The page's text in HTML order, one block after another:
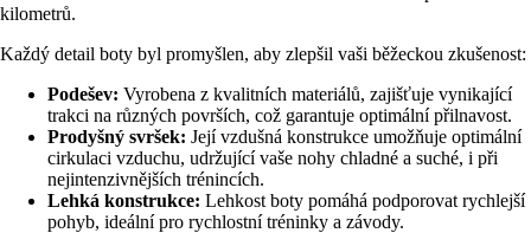
kilometrů.
Každý detail boty byl promyšlen, aby zlepšil vaši běžeckou zkušenost:
Podešev: Vyrobena z kvalitních materiálů, zajišťuje vynikající
trakci na různých površích, což garantuje optimální přilnavost.
Prodyšný svršek: Její vzdušná konstrukce umožňuje optimální
cirkulaci vzduchu, udržující vaše nohy chladné a suché, i při
nejintenzivnějších trénincích.
Lehká konstrukce: Lehkost boty pomáhá podporovat rychlejší
pohyb, ideální pro rychlostní tréninky a závody.